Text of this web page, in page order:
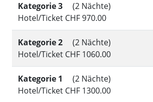
Kategorie 3
(2 Nächte)
Hotel/Ticket CHF 970.00
Kategorie 2
(2 Nächte)
Hotel/Ticket CHF 1060.00
Kategorie 1
(2 Nächte)
Hotel/Ticket CHF 1300.00